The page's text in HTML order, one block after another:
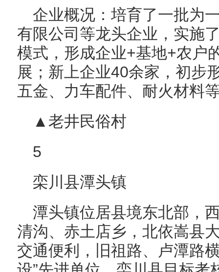
企业概况：培育了一批为
有限公司等龙头企业，实施
模式，形成企业+基地+农户
展；新上企业40余家，初步
五金、力车配件、耐火材料
▲老井民俗村
5
栾川县潭头镇
潭头镇位居县境东北部，
清沟、赤土店乡，北依嵩县
交通便利，旧祖路、卢潭路